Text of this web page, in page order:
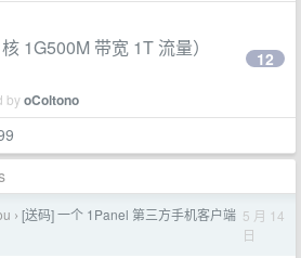
1G500M 带宽 1T 流量）
byoColtono
12
› [送码] 一个 1Panel 第三方手机客户端 5 月 14
日